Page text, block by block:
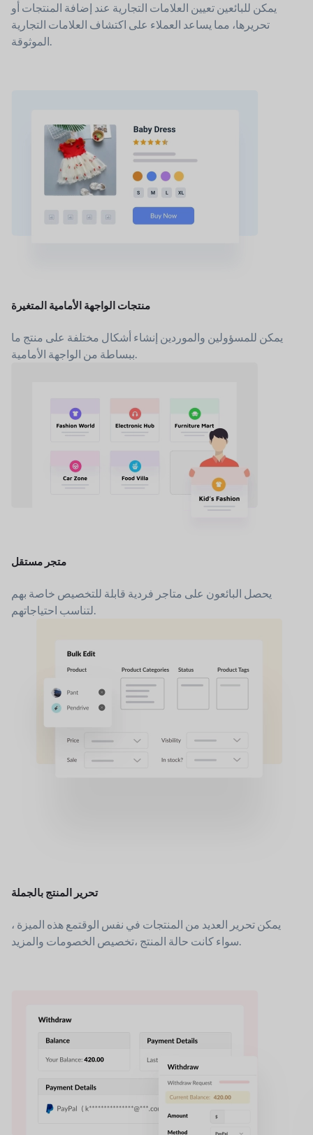
يمكن للبائعين تعيين العلامات التجارية عند إضافة المنتجات أو
تحريرها، مما يساعد العملاء على اكتشاف العلامات التجارية
الموثوقة.
منتجات الواجهة الأمامية المتغيرة
يمكن للمسؤولين والموردين إنشاء أشكال مختلفة على منتج ما
ببساطة من الواجهة الأمامية.
متجر مستقل
يحصل البائعون على متاجر فردية قابلة للتخصيص خاصة بهم
لتناسب احتياجاتهم.
تحرير المنتج بالجملة
يمكن تحرير العديد من المنتجات في نفس الوقتمع هذه الميزة ،
سواء كانت حالة المنتج ،تخصيص الخصومات والمزيد.